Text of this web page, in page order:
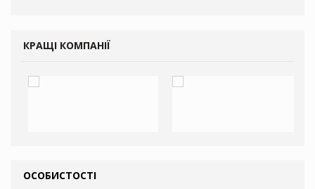
КРАЩІ КОМПАНІЇ
ОСОБИСТОСТІ